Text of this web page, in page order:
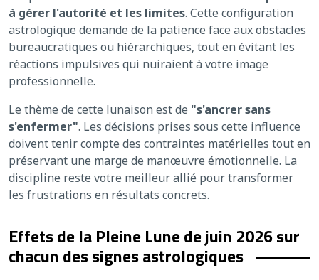
à gérer l'autorité et les limites. Cette configuration
astrologique demande de la patience face aux obstacles
bureaucratiques ou hiérarchiques, tout en évitant les
réactions impulsives qui nuiraient à votre image
professionnelle.
Le thème de cette lunaison est de "s'ancrer sans
s'enfermer". Les décisions prises sous cette influence
doivent tenir compte des contraintes matérielles tout en
préservant une marge de manœuvre émotionnelle. La
discipline reste votre meilleur allié pour transformer
les frustrations en résultats concrets.
Effets de la Pleine Lune de juin 2026 sur
chacun des signes astrologiques